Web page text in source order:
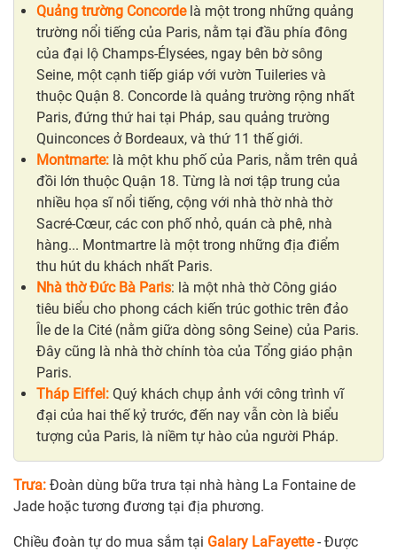
Quảng trường Concordelà một trong những quảng
trường nổi tiếng của Paris, nằm tại đầu phía đông
của đại lộ Champs-Élysées, ngay bên bờ sông
Seine, một cạnh tiếp giáp với vườn Tuileries và
thuộc Quận 8. Concorde là quảng trường rộng nhất
Paris, đứng thứ hai tại Pháp, sau quảng trường
Quinconces ở Bordeaux, và thứ 11 thế giới.
Montmarte: là một khu phố của Paris, nằm trên quả
đồi lớn thuộc Quận 18. Từng là nơi tập trung của
nhiều họa sĩ nổi tiếng, cộng với nhà thờ nhà thờ
Sacré-Cœur, các con phố nhỏ, quán cà phê, nhà
hàng... Montmartre là một trong những địa điểm
thu hút du khách nhất Paris.
Nhà thờ Đức Bà Paris: là một nhà thờ Công giáo
tiêu biểu cho phong cách kiến trúc gothic trên đảo
Île de la Cité (nằm giữa dòng sông Seine) của Paris.
Đây cũng là nhà thờ chính tòa của Tổng giáo phận
Paris.
Tháp Eiffel: Quý khách chụp ảnh với công trình vĩ
đại của hai thế kỷ trước, đến nay vẫn còn là biểu
tượng của Paris, là niềm tự hào của người Pháp.
Trưa: Đoàn dùng bữa trưa tại nhà hàng La Fontaine de
Jade hoặc tương đương tại địa phương.
Chiều đoàn tự do mua sắm tại Galary LaFayette- Được